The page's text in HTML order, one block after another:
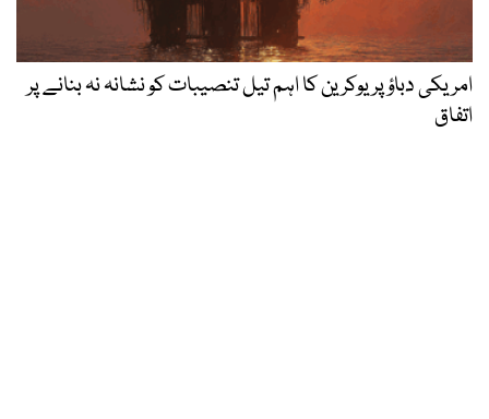
امریکی دباؤ پر یوکرین کا اہم تیل تنصیبات کو نشانہ نہ بنانے پر
اتفاق